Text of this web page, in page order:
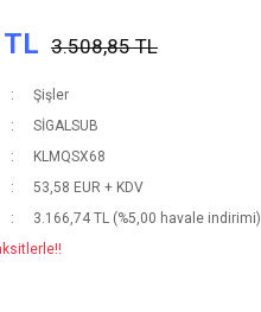
3.508,85 TL
Şişler
SİGALSUB
KLMQSX68
53,58 EUR + KDV
3.166,74 TL (%5,00 havale indirimi)